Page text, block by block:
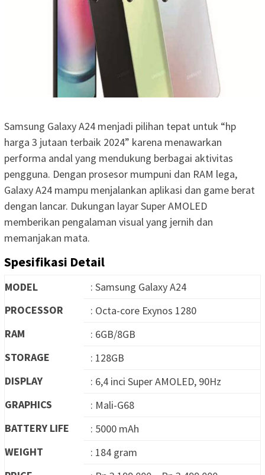
Samsung Galaxy A24 menjadi pilihan tepat untuk “hp
harga 3 jutaan terbaik 2024” karena menawarkan
performa andal yang mendukung berbagai aktivitas
pengguna. Dengan prosesor mumpuni dan RAM lega,
Galaxy A24 mampu menjalankan aplikasi dan game berat
dengan lancar. Dukungan layar Super AMOLED
memberikan pengalaman visual yang jernih dan
memanjakan mata.
Spesifikasi Detail
MODEL
: Samsung Galaxy A24
PROCESSOR
: Octa-core Exynos 1280
RAM
: 6GB/8GB
STORAGE
: 128GB
DISPLAY
: 6,4 inci Super AMOLED, 90Hz
GRAPHICS
: Mali-G68
BATTERY LIFE
: 5000 mAh
WEIGHT
: 184 gram